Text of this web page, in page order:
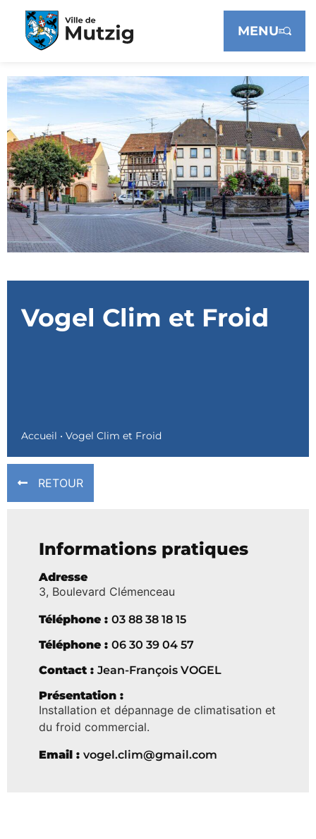
MENU
Vogel Clim et Froid
Accueil • Vogel Clim et Froid
RETOUR
Informations pratiques
Adresse
3, Boulevard Clémenceau
Téléphone : 03 88 38 18 15
Téléphone : 06 30 39 04 57
Contact : Jean-François VOGEL
Présentation :
Installation et dépannage de climatisation et
du froid commercial.
Email : vogel.clim@gmail.com
Panneau de gestion des cookies